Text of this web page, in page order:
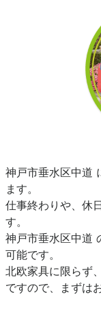
神戸市垂水区中道
ます。
仕事終わりや、休
す。
神戸市垂水区中道
可能です。
北欧家具に限らず
ですので、まずは